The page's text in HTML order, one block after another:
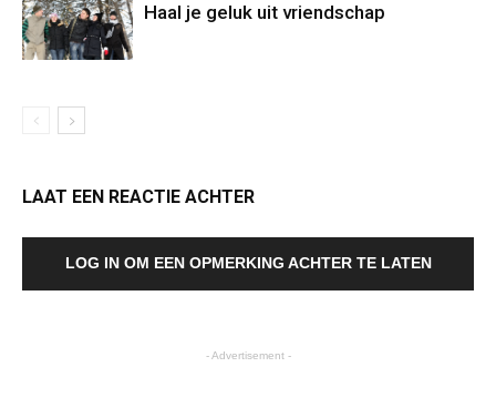
Haal je geluk uit vriendschap
LAAT EEN REACTIE ACHTER
LOG IN OM EEN OPMERKING ACHTER TE LATEN
- Advertisement -